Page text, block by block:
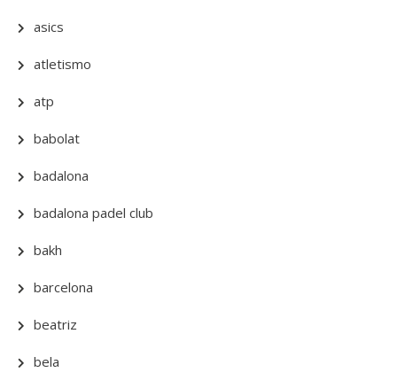
asics
atletismo
atp
babolat
badalona
badalona padel club
bakh
barcelona
beatriz
bela